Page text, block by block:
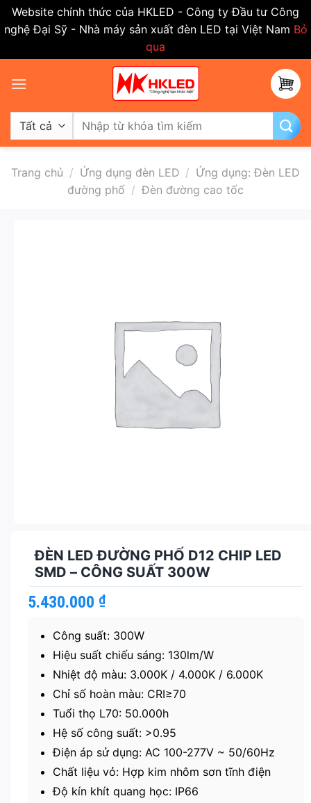
Website chính thức của HKLED - Công ty Đầu tư Công
nghệ Đại Sỹ - Nhà máy sản xuất đèn LED tại Việt Nam Bỏ
qua
qua
dung
Tìm
kiếm:
Trang chủ / Ứng dụng đèn LED / Ứng dụng: Đèn LED
đường phố / Đèn đường cao tốc
ĐÈN LED ĐƯỜNG PHỐ D12 CHIP LED
SMD – CÔNG SUẤT 300W
5.430.000 ₫
Công suất: 300W
Hiệu suất chiếu sáng: 130lm/W
Nhiệt độ màu: 3.000K / 4.000K / 6.000K
Chỉ số hoàn màu: CRI≥70
Tuổi thọ L70: 50.000h
Hệ số công suất: >0.95
Điện áp sử dụng: AC 100-277V ~ 50/60Hz
Chất liệu vỏ: Hợp kim nhôm sơn tĩnh điện
Độ kín khít quang học: IP66